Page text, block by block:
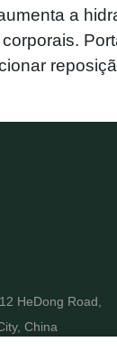
a
HeDong Road,
China